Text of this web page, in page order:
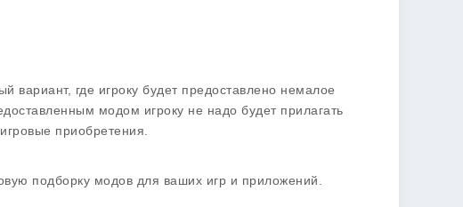
где игроку будет предоставлено немалое
модом игроку не надо будет прилагать
приобретения.
подборку модов для ваших игр и приложений.